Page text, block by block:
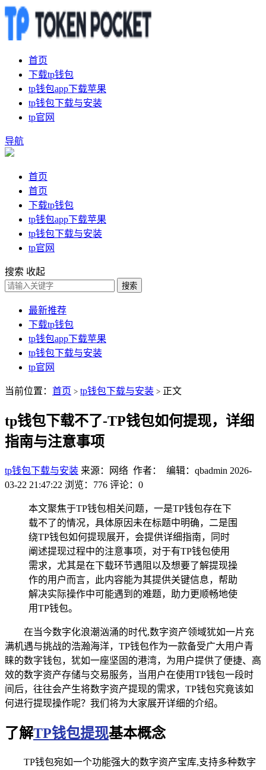
首页
下载tp钱包
tp钱包app下载苹果
tp钱包下载与安装
tp官网
导航
首页
首页
下载tp钱包
tp钱包app下载苹果
tp钱包下载与安装
tp官网
搜索 收起
搜索
最新推荐
下载tp钱包
tp钱包app下载苹果
tp钱包下载与安装
tp官网
当前位置： 首页 > tp钱包下载与安装 > 正文
tp钱包下载不了-TP钱包如何提现，详细
指南与注意事项
tp钱包下载与安装 来源：网络 作者： 编辑：qbadmin 2026-
03-22 21:47:22 浏览：776 评论：0
本文聚焦于TP钱包相关问题，一是TP钱包存在下
载不了的情况，具体原因未在标题中明确，二是围
绕TP钱包如何提现展开，会提供详细指南，同时
阐述提现过程中的注意事项，对于有TP钱包使用
需求，尤其是在下载环节遇阻以及想要了解提现操
作的用户而言，此内容能为其提供关键信息，帮助
解决实际操作中可能遇到的难题，助力更顺畅地使
用TP钱包。
在当今数字化浪潮汹涌的时代,数字资产领域犹如一片充
满机遇与挑战的浩瀚海洋，TP钱包作为一款备受广大用户青
睐的数字钱包，犹如一座坚固的港湾，为用户提供了便捷、高
效的数字资产存储与交易服务，当用户在使用TP钱包一段时
间后，往往会产生将数字资产提现的需求，TP钱包究竟该如
何进行提现操作呢？我们将为大家展开详细的介绍。
了解TP钱包提现基本概念
TP钱包宛如一个功能强大的数字资产宝库,支持多种数字